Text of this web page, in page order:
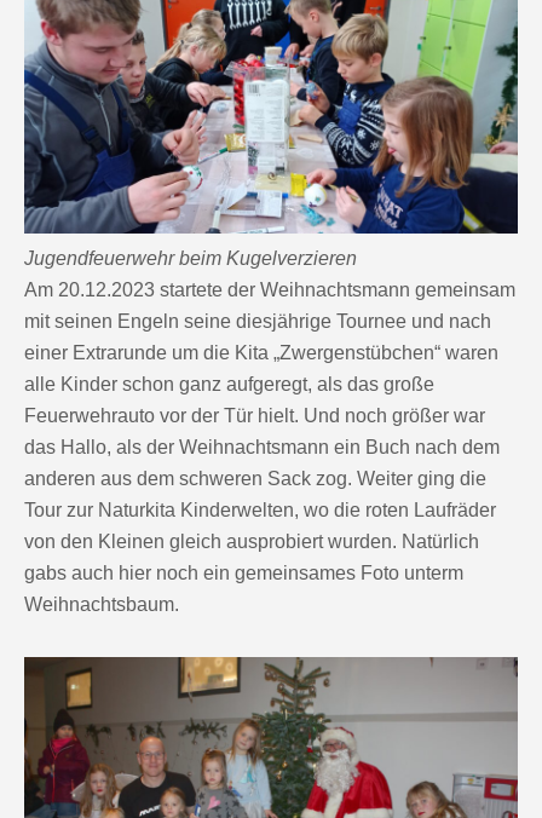
Jugendfeuerwehr beim Kugelverzieren
Am 20.12.2023 startete der Weihnachtsmann gemeinsam
mit seinen Engeln seine diesjährige Tournee und nach
einer Extrarunde um die Kita „Zwergenstübchen“ waren
alle Kinder schon ganz aufgeregt, als das große
Feuerwehrauto vor der Tür hielt. Und noch größer war
das Hallo, als der Weihnachtsmann ein Buch nach dem
anderen aus dem schweren Sack zog. Weiter ging die
Tour zur Naturkita Kinderwelten, wo die roten Laufräder
von den Kleinen gleich ausprobiert wurden. Natürlich
gabs auch hier noch ein gemeinsames Foto unterm
Weihnachtsbaum.